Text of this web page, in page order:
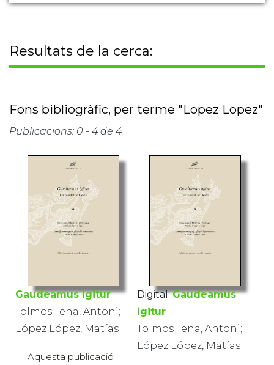
Resultats de la cerca:
Fons bibliogràfic, per terme "Lopez Lopez"
Publicacions: 0 - 4 de 4
Gaudeamus igitur
Tolmos Tena, Antoni;
López López, Matías
Aquesta publicació
Digital: Gaudeamus
igitur
Tolmos Tena, Antoni;
López López, Matías